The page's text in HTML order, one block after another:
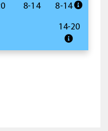
8-14 8-14
14-20